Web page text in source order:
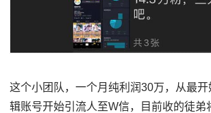
这个小团队，一个月纯利润30万，从最
辑账号开始引流人至W信，目前收的徒弟